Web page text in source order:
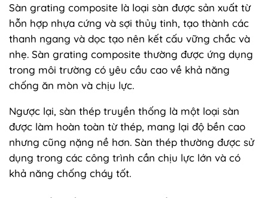
Sàn grating composite là loại sàn được sản xuất từ
hỗn hợp nhựa cứng và sợi thủy tinh, tạo thành các
thanh ngang và dọc tạo nên kết cấu vững chắc và
nhẹ. Sàn grating composite thường được ứng dụng
trong môi trường có yêu cầu cao về khả năng
chống ăn mòn và chịu lực.
Ngược lại, sàn thép truyền thống là một loại sàn
được làm hoàn toàn từ thép, mang lại độ bền cao
nhưng cũng nặng nề hơn. Sàn thép thường được sử
dụng trong các công trình cần chịu lực lớn và có
khả năng chống cháy tốt.